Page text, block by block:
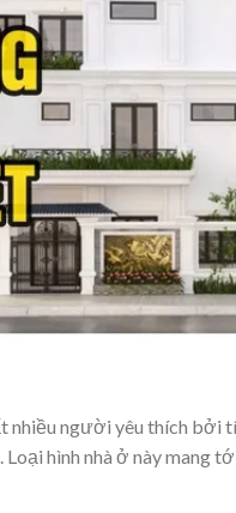
nhiều người yêu thích bởi
hình nhà ở này mang